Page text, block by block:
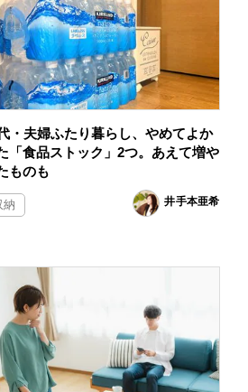
・夫婦ふたり暮らし、やめてよか
「食品ストック」2つ。あえて増や
ものも
納 井手本亜希